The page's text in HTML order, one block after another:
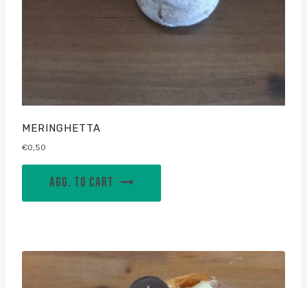
MERINGHETTA
€0,50
AGG. TO CART